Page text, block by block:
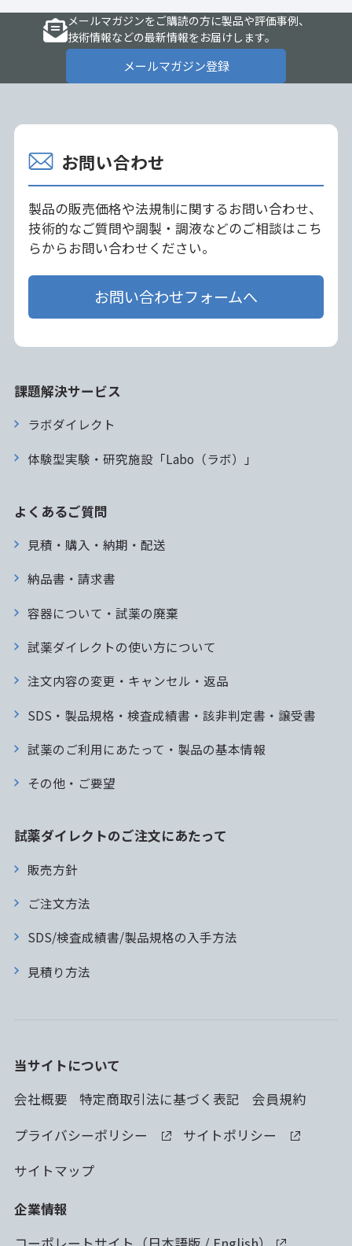
メールマガジンをご購読の方に製品や評価事例、
技術情報などの最新情報をお届けします。
メールマガジン登録
お問い合わせ
製品の販売価格や法規制に関するお問い合わせ、
技術的なご質問や調製・調液などのご相談はこち
らからお問い合わせください。
お問い合わせフォームへ
課題解決サービス
ラボダイレクト
体験型実験・研究施設「Labo（ラボ）」
よくあるご質問
見積・購入・納期・配送
納品書・請求書
容器について・試薬の廃棄
試薬ダイレクトの使い方について
注文内容の変更・キャンセル・返品
SDS・製品規格・検査成績書・該非判定書・譲受書
試薬のご利用にあたって・製品の基本情報
その他・ご要望
試薬ダイレクトのご注文にあたって
販売方針
ご注文方法
SDS/検査成績書/製品規格の入手方法
見積り方法
当サイトについて
会社概要
特定商取引法に基づく表記
会員規約
プライバシーポリシー
サイトポリシー
サイトマップ
企業情報